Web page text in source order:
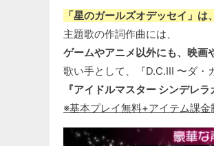
「星のガールズオデッセイ」
主題歌の作詞作曲には、
ゲームやアニメ以外にも、映画
歌い手として、『D.C.III 〜ダ・
『アイドルマスター シンデレ
※基本プレイ無料+アイテム課金